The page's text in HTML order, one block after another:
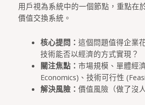
用戶視為系統中的一個節點，重點在
價值交換系統。
核心提問： 這個問題值得企業
技術能否以經濟的方式實現？
關注焦點： 市場規模、單體經
Economics)、技術可行性
解決風險： 價值風險（做了沒